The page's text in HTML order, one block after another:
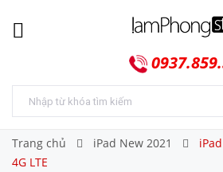
Trang chủ iPad New 2021
4G LTE